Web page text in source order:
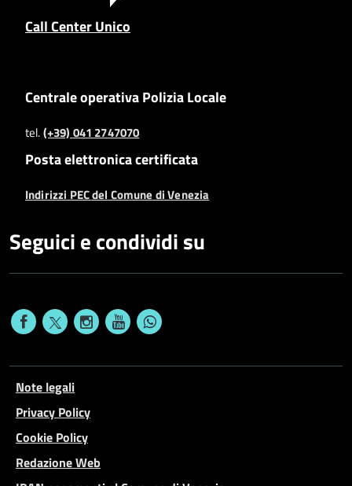
Call Center Unico
Centrale operativa Polizia Locale
tel.(+39) 041 2747070
Posta elettronica certificata
Indirizzi PEC del Comune di Venezia
Seguici e condividi su
Note legali
Privacy Policy
Cookie Policy
Redazione Web